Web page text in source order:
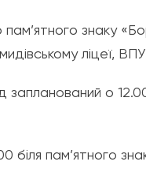
пам’ятного знаку
ліцеї,
запланований о
біля пам’ятного